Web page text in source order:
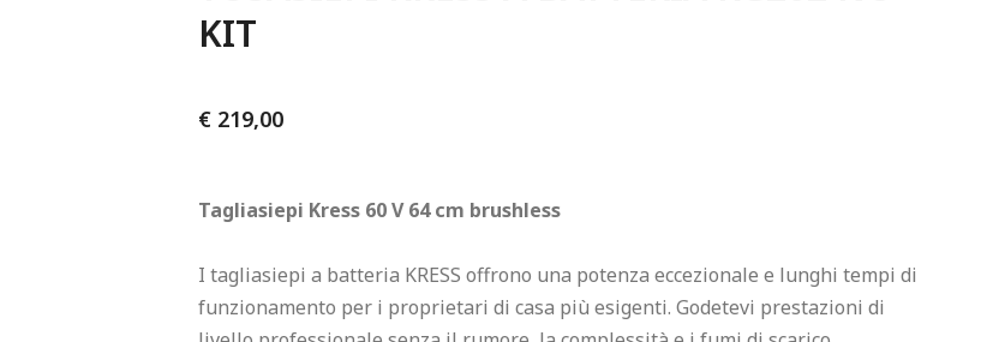
KIT
€ 219,00
Tagliasiepi Kress 60 V 64 cm brushless
I tagliasiepi a batteria KRESS offrono una potenza eccezionale e lunghi tempi di
funzionamento per i proprietari di casa più esigenti. Godetevi prestazioni di